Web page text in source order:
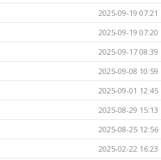
2025-09-19 07:21
2025-09-19 07:20
2025-09-17 08:39
2025-09-08 10:59
2025-09-01 12:45
2025-08-29 15:13
2025-08-25 12:56
2025-02-22 16:23